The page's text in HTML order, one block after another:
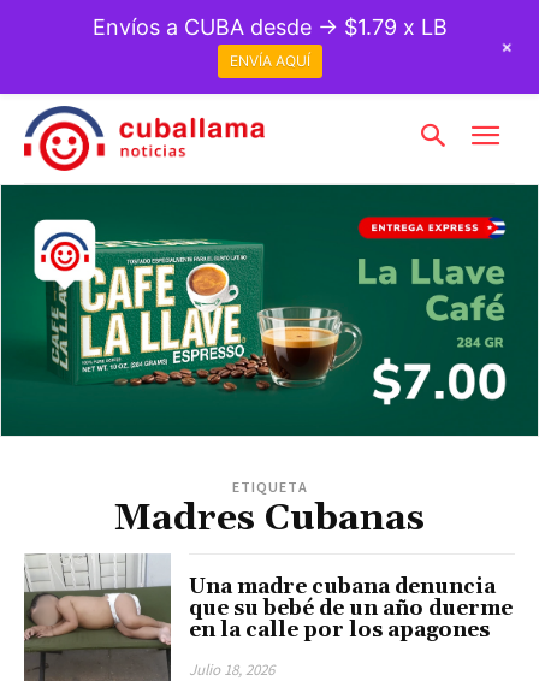
ETIQUETA
Madres Cubanas
Una madre cubana denuncia
que su bebé de un año duerme
en la calle por los apagones
Julio 18, 2026
Envíos a CUBA desde → $1.79 x LB
ENVÍA AQUÍ
+